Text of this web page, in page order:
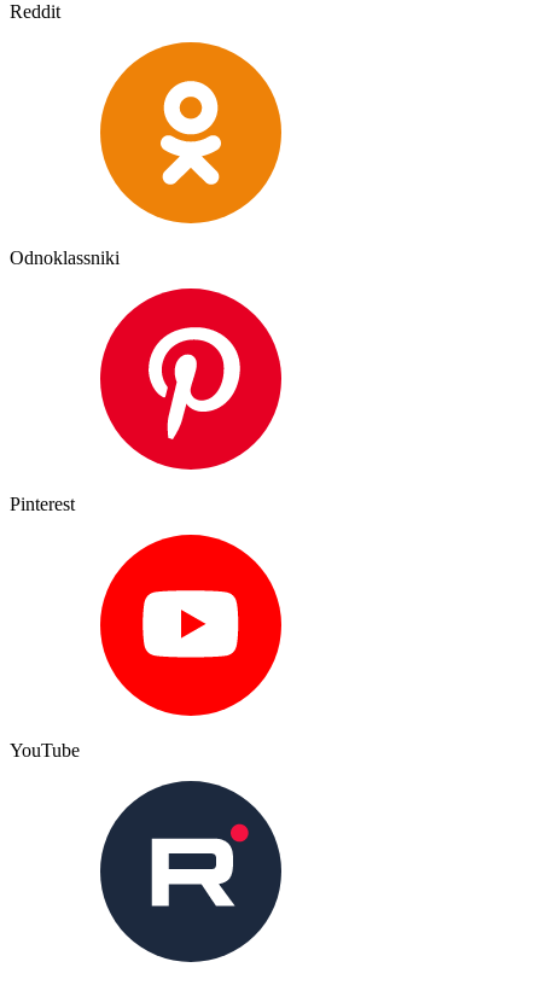
Reddit
Odnoklassniki
Pinterest
YouTube